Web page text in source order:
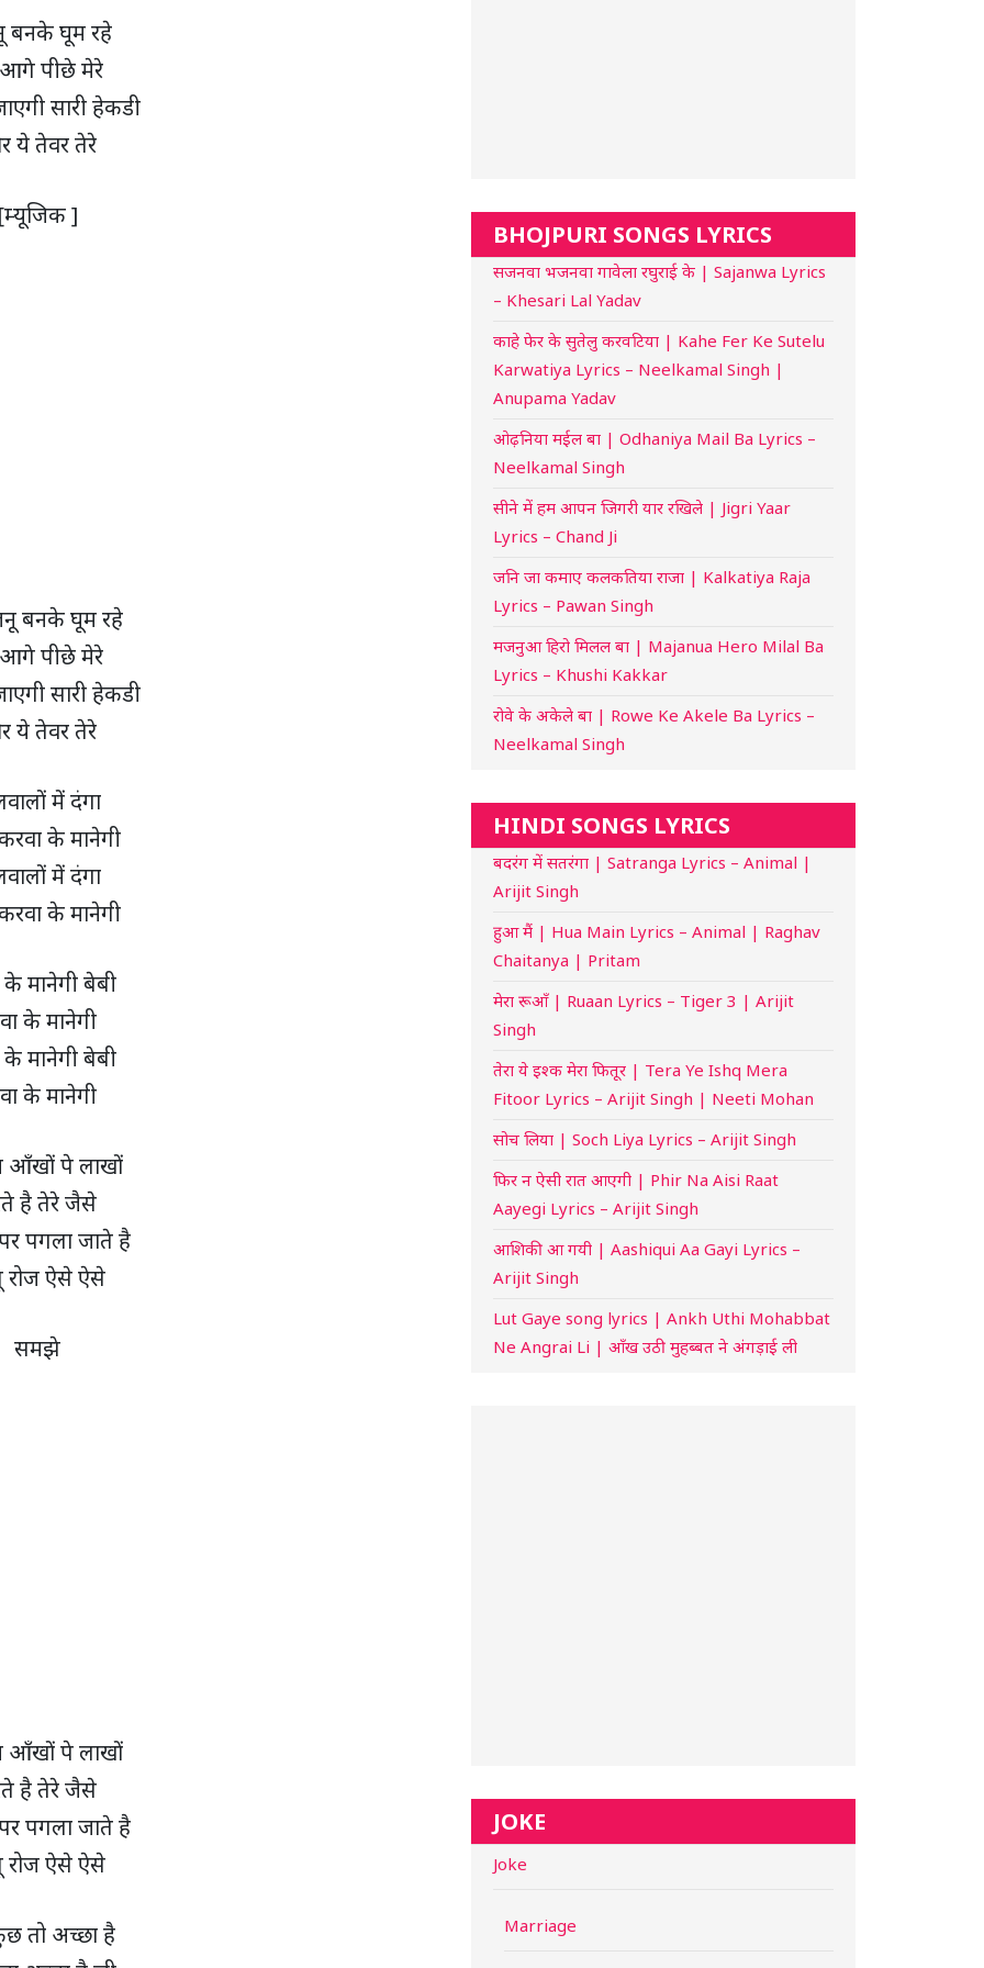
बनके घूम रहे
पीछे मेरे
सारी हेकडी
ये तेवर तेरे
]
बनके घूम रहे
पीछे मेरे
सारी हेकडी
ये तेवर तेरे
में दंगा
के मानेगी
में दंगा
के मानेगी
के मानेगी बेबी
के मानेगी
के मानेगी बेबी
के मानेगी
आँखों पे लाखों
है तेरे जैसे
पगला जाते है
रोज ऐसे ऐसे
समझे
आँखों पे लाखों
है तेरे जैसे
पगला जाते है
रोज ऐसे ऐसे
तो अच्छा है
BHOJPURI SONGS LYRICS
सजनवा भजनवा गावेला रघुराई के | Sajanwa Lyrics
– Khesari Lal Yadav
काहे फेर के सुतेलु करवटिया | Kahe Fer Ke Sutelu
Karwatiya Lyrics – Neelkamal Singh |
Anupama Yadav
ओढ़निया मईल बा | Odhaniya Mail Ba Lyrics –
Neelkamal Singh
सीने में हम आपन जिगरी यार रखिले | Jigri Yaar
Lyrics – Chand Ji
जनि जा कमाए कलकतिया राजा | Kalkatiya Raja
Lyrics – Pawan Singh
मजनुआ हिरो मिलल बा | Majanua Hero Milal Ba
Lyrics – Khushi Kakkar
रोवे के अकेले बा | Rowe Ke Akele Ba Lyrics –
Neelkamal Singh
HINDI SONGS LYRICS
बदरंग में सतरंगा | Satranga Lyrics – Animal |
Arijit Singh
हुआ मैं | Hua Main Lyrics – Animal | Raghav
Chaitanya | Pritam
मेरा रूआँ | Ruaan Lyrics – Tiger 3 | Arijit
Singh
तेरा ये इश्क मेरा फितूर | Tera Ye Ishq Mera
Fitoor Lyrics – Arijit Singh | Neeti Mohan
सोच लिया | Soch Liya Lyrics – Arijit Singh
फिर न ऐसी रात आएगी | Phir Na Aisi Raat
Aayegi Lyrics – Arijit Singh
आशिकी आ गयी | Aashiqui Aa Gayi Lyrics –
Arijit Singh
Lut Gaye song lyrics | Ankh Uthi Mohabbat
Ne Angrai Li | आँख उठी मुहब्बत ने अंगड़ाई ली
JOKE
Joke
Marriage